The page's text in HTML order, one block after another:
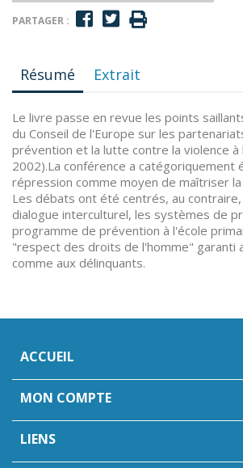
PARTAGER :
Résumé Extrait
Le livre passe en revue les points
du Conseil de l'Europe sur les
prévention et la lutte contre la violence à
2002).La conférence a catégoriquement
répression comme moyen de maîtriser la
Les débats ont été centrés, au
dialogue interculturel, les systèmes de
programme de prévention à l'école
"respect des droits de l'homme" garanti
comme aux délinquants.
ACCUEIL
MON COMPTE
LIENS